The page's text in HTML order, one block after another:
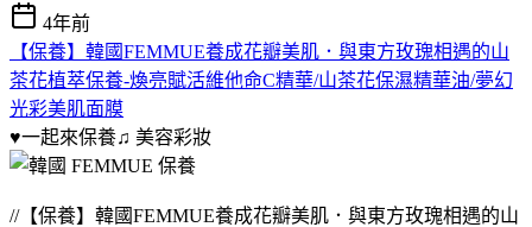
4年前
【保養】韓國FEMMUE養成花瓣美肌．與東方玫瑰相遇的山
茶花植萃保養-煥亮賦活維他命C精華/山茶花保濕精華油/夢幻
光彩美肌面膜
♥一起來保養♫ 美容彩妝
//【保養】韓國FEMMUE養成花瓣美肌．與東方玫瑰相遇的山